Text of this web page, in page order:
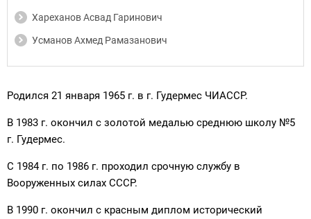
Хареханов Асвад Гаринович
Усманов Ахмед Рамазанович
Родился 21 января 1965 г. в г. Гудермес ЧИАССР.
В 1983 г. окончил с золотой медалью среднюю школу №5
г. Гудермес.
С 1984 г. по 1986 г. проходил срочную службу в
Вооруженных силах СССР.
В 1990 г. окончил с красным диплом исторический